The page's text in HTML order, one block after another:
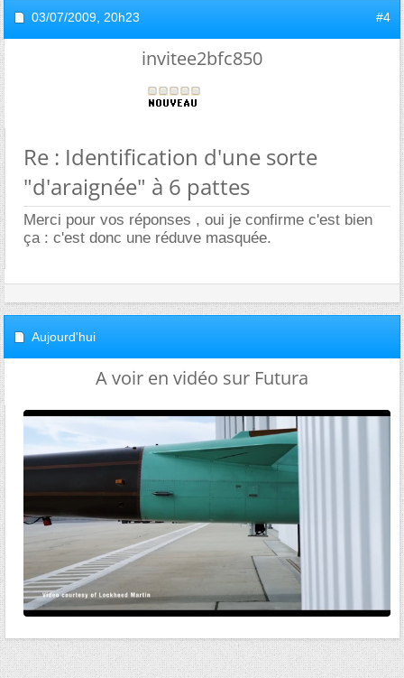
03/07/2009, 20h23 #4
invitee2bfc850
Re : Identification d'une sorte
"d'araignée" à 6 pattes
Merci pour vos réponses , oui je confirme c'est bien
ça : c'est donc une réduve masquée.
Aujourd'hui
A voir en vidéo sur Futura